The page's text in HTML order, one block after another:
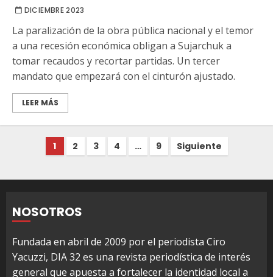
DICIEMBRE 2023
La paralización de la obra pública nacional y el temor
a una recesión económica obligan a Sujarchuk a
tomar recaudos y recortar partidas. Un tercer
mandato que empezará con el cinturón ajustado.
LEER MÁS
Paginación
entradas
1 2 3 4 … 9 Siguiente
NOSOTROS
Fundada en abril de 2009 por el periodista Ciro
Yacuzzi, DIA 32 es una revista periodística de interés
general que apuesta a fortalecer la identidad local a